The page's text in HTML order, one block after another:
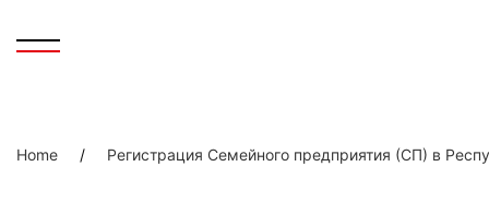
Home / Регистрация Семейного предприятия (СП) в